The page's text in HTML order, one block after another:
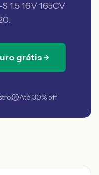
1.5 16V 165CV
.
grátis
Até 30% off